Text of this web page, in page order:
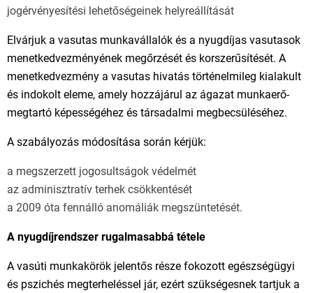
jogérvényesítési lehetőségeinek helyreállítását
Elvárjuk a vasutas munkavállalók és a nyugdíjas vasutasok
menetkedvezményének megőrzését és korszerűsítését. A
menetkedvezmény a vasutas hivatás történelmileg kialakult
és indokolt eleme, amely hozzájárul az ágazat munkaerő-
megtartó képességéhez és társadalmi megbecsüléséhez.
A szabályozás módosítása során kérjük:
a megszerzett jogosultságok védelmét
az adminisztratív terhek csökkentését
a 2009 óta fennálló anomáliák megszüntetését.
A nyugdíjrendszer rugalmasabbá tétele
A vasúti munkakörök jelentős része fokozott egészségügyi
és pszichés megterheléssel jár, ezért szükségesnek tartjuk a